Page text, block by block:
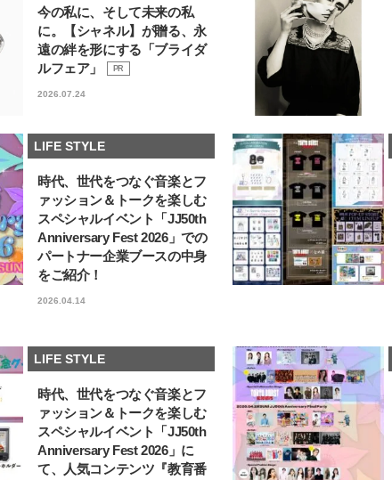
今の私に、そして未来の私
に。【シャネル】が贈る、永
遠の絆を形にする「ブライダ
ルフェア」
PR
2026.07.24
LIFE STYLE
時代、世代をつなぐ音楽とフ
ァッション＆トークを楽しむ
スペシャルイベント「JJ50th
Anniversary Fest 2026」での
パートナー企業ブースの中身
をご紹介！
2026.04.14
LIFE STYLE
時代、世代をつなぐ音楽とフ
ァッション＆トークを楽しむ
スペシャルイベント「JJ50th
Anniversary Fest 2026」に
て、人気コンテンツ『教育番